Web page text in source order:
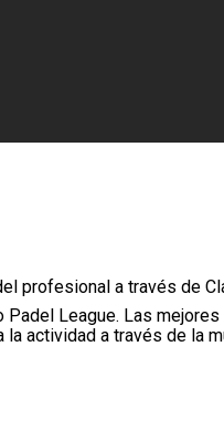
profesional a través de
Padel League. Las
actividad a través de la